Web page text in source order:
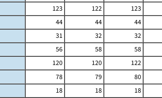
123 122 123
44 44 44
31 32 32
56 58 58
120 120 122
78 79 80
18 18 18